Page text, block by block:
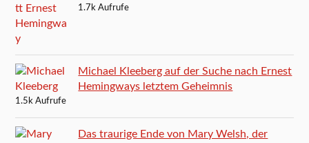
1.7k Aufrufe
Michael Kleeberg auf der Suche nach Ernest
Hemingways letztem Geheimnis
1.5k Aufrufe
Das traurige Ende von Mary Welsh, der